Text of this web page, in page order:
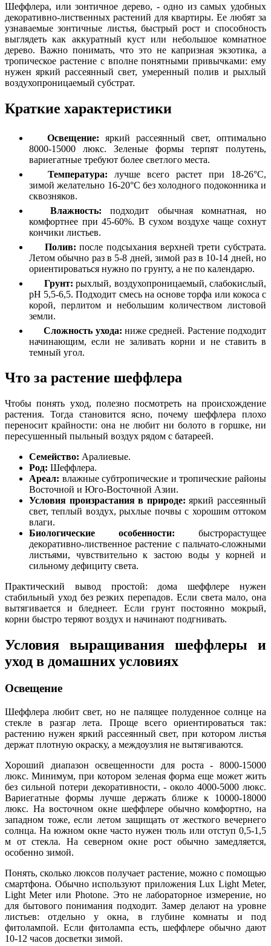
Шеффлера, или зонтичное дерево, - одно из самых удобных
декоративно-лиственных растений для квартиры. Ее любят за
узнаваемые зонтичные листья, быстрый рост и способность
выглядеть как аккуратный куст или небольшое комнатное
дерево. Важно понимать, что это не капризная экзотика, а
тропическое растение с вполне понятными привычками: ему
нужен яркий рассеянный свет, умеренный полив и рыхлый
воздухопроницаемый субстрат.
Краткие характеристики
Освещение: яркий рассеянный свет, оптимально
8000-15000 люкс. Зеленые формы терпят полутень,
вариегатные требуют более светлого места.
Температура: лучше всего растет при 18-26°C,
зимой желательно 16-20°C без холодного подоконника и
сквозняков.
Влажность: подходит обычная комнатная, но
комфортнее при 45-60%. В сухом воздухе чаще сохнут
кончики листьев.
Полив: после подсыхания верхней трети субстрата.
Летом обычно раз в 5-8 дней, зимой раз в 10-14 дней, но
ориентироваться нужно по грунту, а не по календарю.
Грунт: рыхлый, воздухопроницаемый, слабокислый,
pH 5,5-6,5. Подходит смесь на основе торфа или кокоса с
корой, перлитом и небольшим количеством листовой
земли.
Сложность ухода: ниже средней. Растение подходит
начинающим, если не заливать корни и не ставить в
темный угол.
Что за растение шеффлера
Чтобы понять уход, полезно посмотреть на происхождение
растения. Тогда становится ясно, почему шеффлера плохо
переносит крайности: она не любит ни болото в горшке, ни
пересушенный пыльный воздух рядом с батареей.
Семейство: Аралиевые.
Род: Шеффлера.
Ареал: влажные субтропические и тропические районы
Восточной и Юго-Восточной Азии.
Условия произрастания в природе: яркий рассеянный
свет, теплый воздух, рыхлые почвы с хорошим оттоком
влаги.
Биологические особенности: быстрорастущее
декоративно-лиственное растение с пальчато-сложными
листьями, чувствительно к застою воды у корней и
сильному дефициту света.
Практический вывод простой: дома шеффлере нужен
стабильный уход без резких перепадов. Если света мало, она
вытягивается и бледнеет. Если грунт постоянно мокрый,
корни быстро теряют воздух и начинают подгнивать.
Условия выращивания шеффлеры и
уход в домашних условиях
Освещение
Шеффлера любит свет, но не палящее полуденное солнце на
стекле в разгар лета. Проще всего ориентироваться так:
растению нужен яркий рассеянный свет, при котором листья
держат плотную окраску, а междоузлия не вытягиваются.
Хороший диапазон освещенности для роста - 8000-15000
люкс. Минимум, при котором зеленая форма еще может жить
без сильной потери декоративности, - около 4000-5000 люкс.
Вариегатные формы лучше держать ближе к 10000-18000
люкс. На восточном окне шеффлере обычно комфортно, на
западном тоже, если летом защищать от жесткого вечернего
солнца. На южном окне часто нужен тюль или отступ 0,5-1,5
м от стекла. На северном окне рост обычно замедляется,
особенно зимой.
Понять, сколько люксов получает растение, можно с помощью
смартфона. Обычно используют приложения Lux Light Meter,
Light Meter или Photone. Это не лабораторное измерение, но
для бытового понимания подходит. Замер делают на уровне
листьев: отдельно у окна, в глубине комнаты и под
фитолампой. Если фитолампа есть, шеффлере обычно дают
10-12 часов досветки зимой.